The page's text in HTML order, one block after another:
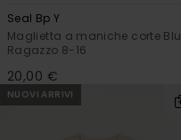
Seal Bp Y
Maglietta a maniche corte Blu
Ragazzo 8-16
20,00 €
NUOVI ARRIVI